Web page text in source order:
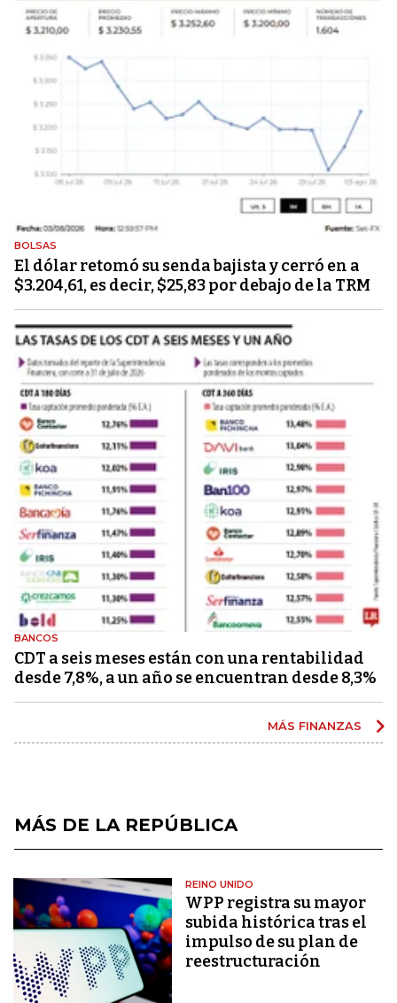
BOLSAS
El dólar retomó su senda bajista y cerró en a
$3.204,61, es decir, $25,83 por debajo de la TRM
BANCOS
CDT a seis meses están con una rentabilidad
desde 7,8%, a un año se encuentran desde 8,3%
MÁS FINANZAS
MÁS DE LA REPÚBLICA
REINO UNIDO
WPP registra su mayor
subida histórica tras el
impulso de su plan de
reestructuración